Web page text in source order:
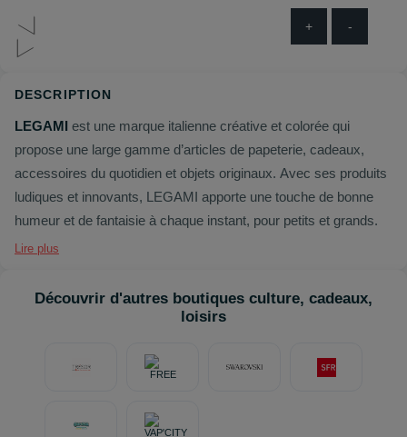
+ -
DESCRIPTION
LEGAMI est une marque italienne créative et colorée qui
propose une large gamme d’articles de papeterie, cadeaux,
accessoires du quotidien et objets originaux. Avec ses produits
ludiques et innovants, LEGAMI apporte une touche de bonne
humeur et de fantaisie à chaque instant, pour petits et grands.
Lire plus
Découvrir d'autres boutiques culture, cadeaux,
loisirs